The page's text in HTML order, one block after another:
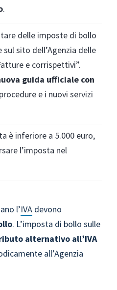
.
delle imposte di bollo
sito dell’Agenzia delle
e corrispettivi”.
guida ufficiale con
e i nuovi servizi
è inferiore a 5.000 euro,
l’imposta nel
l’IVA devono
. L’imposta di bollo sulle
alternativo all’IVA
all’Agenzia